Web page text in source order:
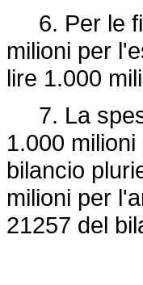
6. Per le
milioni per
lire 1.000
7. La
1.000
bilancio
milioni per
21257 del